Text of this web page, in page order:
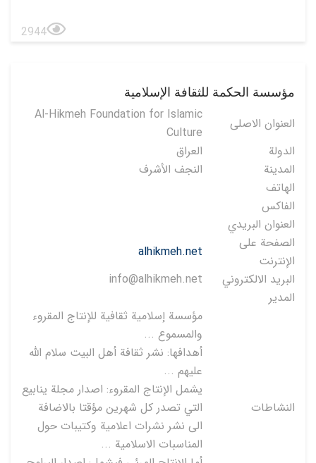
2944
مؤسسة الحكمة للثقافة الإسلامية
العنوان الاصلی
Al-Hikmeh Foundation for Islamic
Culture
الدولة
العراق
المدينة
النجف الأشرف
الهاتف
الفاكس
العنوان البريدي
الصفحة على
الإنترنت
alhikmeh.net
البريد الالكتروني
info@alhikmeh.net
المدير
النشاطات
مؤسسة إسلامية ثقافية للإنتاج المقروء
والمسموع ...
أهدافها: نشر ثقافة أهل البيت سلام الله
عليهم ...
يشمل الإنتاج المقروء: اصدار مجلة ينابيع
التي تصدر كل شهرين مؤقتا بالاضافة
الى نشر نشرات اعلامية وكتيبات حول
المناسبات الاسلامية ...